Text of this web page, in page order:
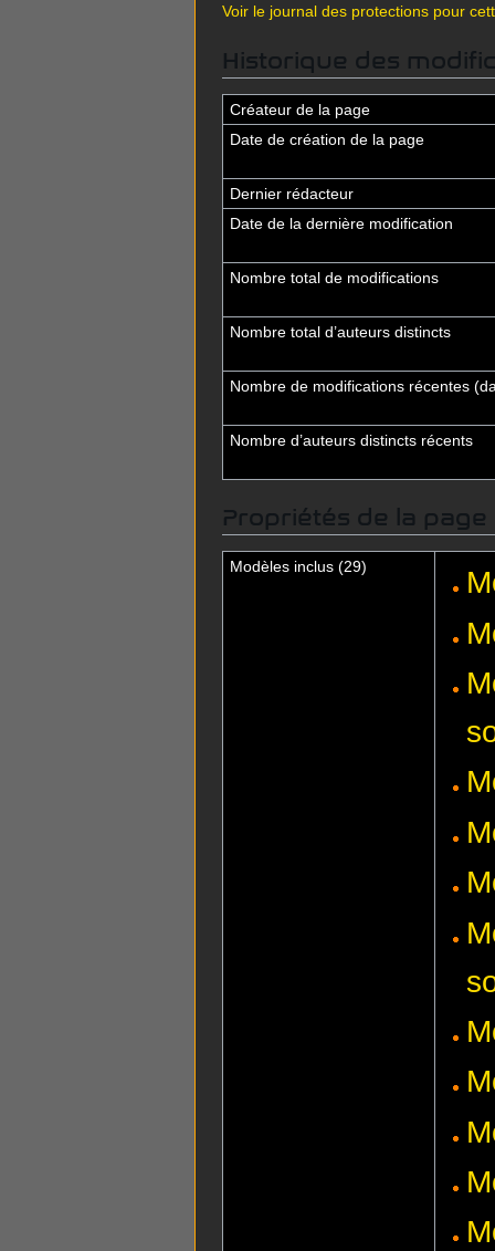
Voir le journal des protections pour
Historique des
Créateur de la page
Date de création de la page
Dernier rédacteur
Date de la dernière modification
Nombre total de modifications
Nombre total d’auteurs distincts
Nombre de modifications récentes
Nombre d’auteurs distincts récents
Propriétés de la page
Modèles inclus (29)